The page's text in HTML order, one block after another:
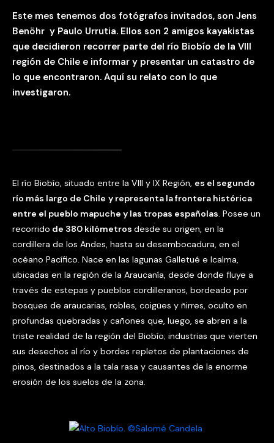
Este mes tenemos dos fotógrafos invitados, son Jens
Benöhr y Paulo Urrutia. Ellos son 2 amigos kayakistas
que decidieron recorrer parte del río Biobío de la VIII
región de Chile e informar y presentar un catastro de
lo que encontraron. Aquí su relato con lo que
investigaron.
El río Biobío, situado entre la VIII y IX Región, es el segundo
río más largo de Chile y representa la frontera histórica
entre el pueblo mapuche y las tropas españolas. Posee un
recorrido de 380 kilómetros desde su origen, en la
cordillera de los Andes, hasta su desembocadura, en el
océano Pacífico. Nace en las lagunas Galletué e Icalma,
ubicadas en la región de la Araucanía, desde donde fluye a
través de estepas y pueblos cordilleranos, bordeado por
bosques de araucarias, robles, coigües y ñirres, oculto en
profundas quebradas y cañones que, luego, se abren a la
triste realidad de la región del Biobío; industrias que vierten
sus desechos al río y bordes repletos de plantaciones de
pinos, destinados a la tala rasa y causantes de la enorme
erosión de los suelos de la zona.